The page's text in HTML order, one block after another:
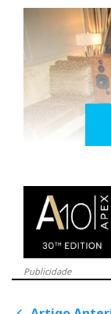
MSB
Publicidade